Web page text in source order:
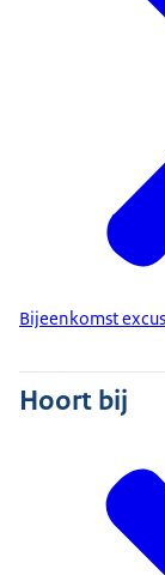
Bijeenkomst
Hoort bij